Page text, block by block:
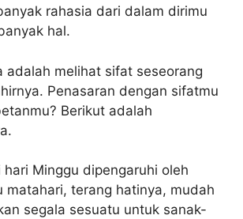
rahasia dari dalam dirimu
hal.
adalah melihat sifat seseorang
Penasaran dengan sifatmu
Berikut adalah
hari Minggu dipengaruhi oleh
matahari, terang hatinya, mudah
segala sesuatu untuk sanak-